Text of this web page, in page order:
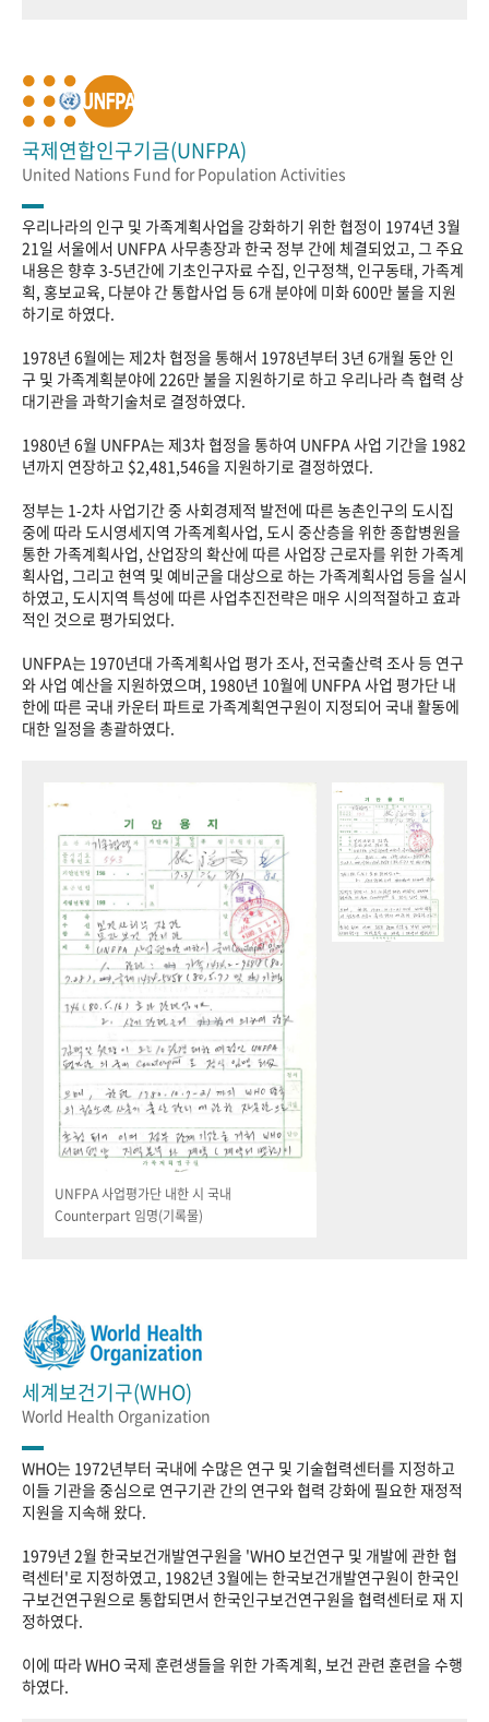
국제연합인구기금(UNFPA)
United Nations Fund for Population Activities
우리나라의 인구 및 가족계획사업을 강화하기 위한 협정이 1974년 3월
21일 서울에서 UNFPA 사무총장과 한국 정부 간에 체결되었고, 그 주요
내용은 향후 3-5년간에 기초인구자료 수집, 인구정책, 인구동태, 가족계
획, 홍보교육, 다분야 간 통합사업 등 6개 분야에 미화 600만 불을 지원
하기로 하였다.
1978년 6월에는 제2차 협정을 통해서 1978년부터 3년 6개월 동안 인
구 및 가족계획분야에 226만 불을 지원하기로 하고 우리나라 측 협력 상
대기관을 과학기술처로 결정하였다.
1980년 6월 UNFPA는 제3차 협정을 통하여 UNFPA 사업 기간을 1982
년까지 연장하고 $2,481,546을 지원하기로 결정하였다.
정부는 1-2차 사업기간 중 사회경제적 발전에 따른 농촌인구의 도시집
중에 따라 도시영세지역 가족계획사업, 도시 중산층을 위한 종합병원을
통한 가족계획사업, 산업장의 확산에 따른 사업장 근로자를 위한 가족계
획사업, 그리고 현역 및 예비군을 대상으로 하는 가족계획사업 등을 실시
하였고, 도시지역 특성에 따른 사업추진전략은 매우 시의적절하고 효과
적인 것으로 평가되었다.
UNFPA는 1970년대 가족계획사업 평가 조사, 전국출산력 조사 등 연구
와 사업 예산을 지원하였으며, 1980년 10월에 UNFPA 사업 평가단 내
한에 따른 국내 카운터 파트로 가족계획연구원이 지정되어 국내 활동에
대한 일정을 총괄하였다.
UNFPA 사업평가단 내한 시 국내
Counterpart 임명(기록물)
세계보건기구(WHO)
World Health Organization
WHO는 1972년부터 국내에 수많은 연구 및 기술협력센터를 지정하고
이들 기관을 중심으로 연구기관 간의 연구와 협력 강화에 필요한 재정적
지원을 지속해 왔다.
1979년 2월 한국보건개발연구원을 'WHO 보건연구 및 개발에 관한 협
력센터'로 지정하였고, 1982년 3월에는 한국보건개발연구원이 한국인
구보건연구원으로 통합되면서 한국인구보건연구원을 협력센터로 재 지
정하였다.
이에 따라 WHO 국제 훈련생들을 위한 가족계획, 보건 관련 훈련을 수행
하였다.